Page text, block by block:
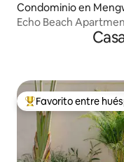
Condominio en
Echo Beach
100 metros de la playa
De los mejores en
Favorito entre